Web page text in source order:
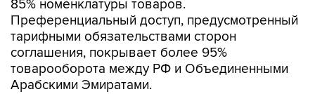
85% номенклатуры товаров.
Преференциальный доступ, предусмотренный
тарифными обязательствами сторон
соглашения, покрывает более 95%
товарооборота между РФ и Объединенными
Арабскими Эмиратами.